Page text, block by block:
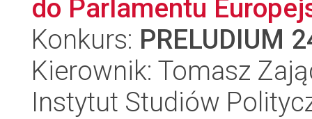
do Parlamentu
Konkurs: PRELUDIUM
Kierownik: Tomasz
Instytut Studiów